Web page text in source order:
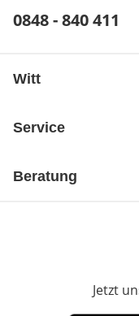
Telefonnummer:
0848 - 840 411
Witt
Service
Beratung
Jetzt